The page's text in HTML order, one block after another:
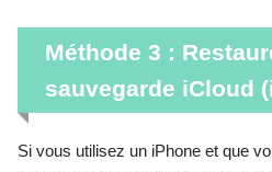
Méthode 3 :
sauvegarde iCloud
Si vous utilisez un iPhone et que